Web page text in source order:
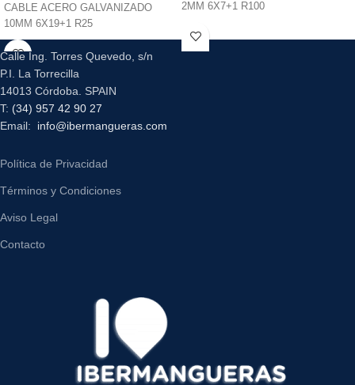
CABLE ACERO GALVANIZADO
10MM 6X19+1 R25
2MM 6X7+1 R100
Calle Ing. Torres Quevedo, s/n
P.I. La Torrecilla
14013 Córdoba. SPAIN
T: (34) 957 42 90 27
Email: info@ibermangueras.com
Política de Privacidad
Términos y Condiciones
Aviso Legal
Contacto